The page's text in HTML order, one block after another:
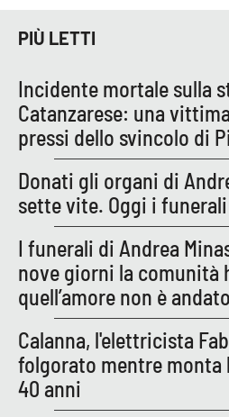
Lacapitalenews.it
Ilreggino.it
Cosenzachannel.it
Ilvibonese.it
Catanzarochannel.it
APP
Android
PIÙ LETTI
Incidente mortale sulla
Catanzarese: una
pressi dello svincolo di
Donati gli organi di
sette vite. Oggi i
I funerali di Andrea
nove giorni la comunità
quell’amore non è
Calanna, l'elettricista
folgorato mentre
40 anni